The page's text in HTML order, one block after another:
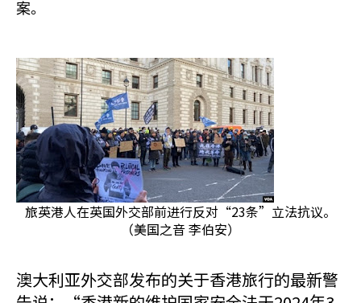
案。
旅英港人在英国外交部前进行反对“23条”立法抗议。
（美国之音 李伯安）
澳大利亚外交部发布的关于香港旅行的最新警